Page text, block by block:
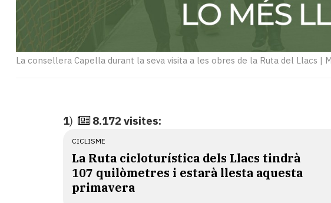
La consellera Capella durant la seva visita a les obres de la Ruta del Llacs |
1) 8.172 visites:
CICLISME
La Ruta cicloturística dels Llacs tindrà
107 quilòmetres i estarà llesta aquesta
primavera